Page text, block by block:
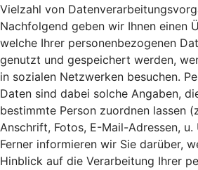
Vielzahl von
Nachfolgend geben wir Ihnen einen
welche Ihrer personenbezogenen
genutzt und gespeichert werden,
in sozialen Netzwerken besuchen.
Daten sind dabei solche Angaben,
bestimmte Person zuordnen lassen
Anschrift, Fotos, E-Mail-Adressen, u.
Ferner informieren wir Sie darüber,
Hinblick auf die Verarbeitung Ihrer